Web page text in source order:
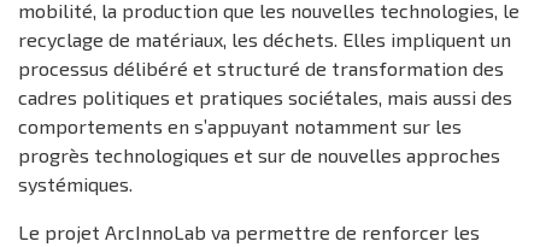
mobilité, la production que les nouvelles technologies, le
recyclage de matériaux, les déchets. Elles impliquent un
processus délibéré et structuré de transformation des
cadres politiques et pratiques sociétales, mais aussi des
comportements en s’appuyant notamment sur les
progrès technologiques et sur de nouvelles approches
systémiques.
Le projet ArcInnoLab va permettre de renforcer les